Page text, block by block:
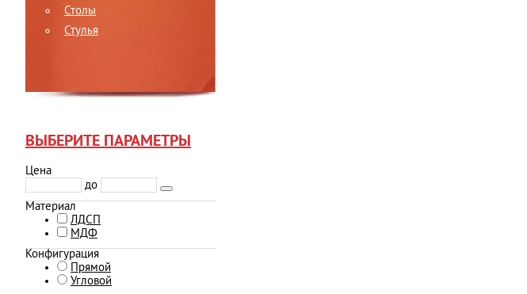
Столы
Стулья
ВЫБЕРИТЕ ПАРАМЕТРЫ
Цена
до
Материал
ЛДСП
МДФ
Конфигурация
Прямой
Угловой